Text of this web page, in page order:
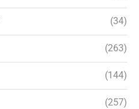
(34)
(263)
(144)
(257)